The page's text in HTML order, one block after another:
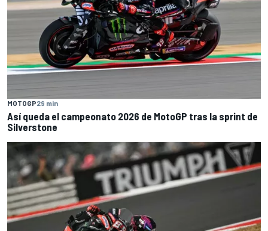
MOTOGP29 min
Así queda el campeonato 2026 de MotoGP tras la sprint de
Silverstone